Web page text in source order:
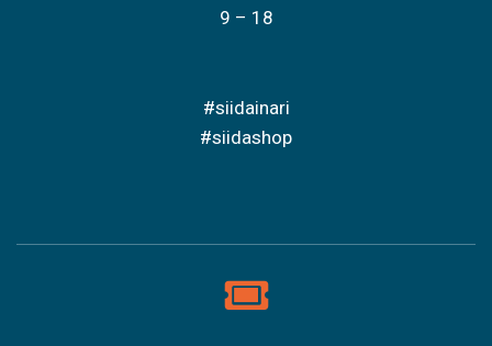
9 – 18
#siidainari
#siidashop